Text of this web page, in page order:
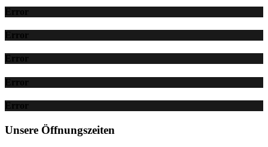
Error
Error
Error
Error
Error
Unsere Öffnungszeiten